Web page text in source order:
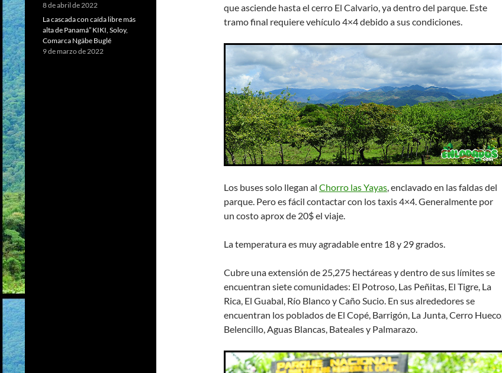
que asciende hasta el cerro El Calvario, ya dentro del parque. Este
tramo final requiere vehículo 4×4 debido a sus condiciones.
Los buses solo llegan al Chorro las Yayas , enclavado en las faldas del
parque. Pero es fácil contactar con los taxis 4×4. Generalmente por
un costo aprox de 20$ el viaje.
La temperatura es muy agradable entre 18 y 29 grados.
Cubre una extensión de 25,275 hectáreas y dentro de sus límites se
encuentran siete comunidades: El Potroso, Las Peñitas, El Tigre, La
Rica, El Guabal, Río Blanco y Caño Sucio. En sus alrededores se
encuentran los poblados de El Copé, Barrigón, La Junta, Cerro Hueco,
Belencillo, Aguas Blancas, Bateales y Palmarazo.
8 de abril de 2022
La cascada con caída libre más
alta de Panamá” KIKI, Soloy,
Comarca Ngäbe Buglé
9 de marzo de 2022